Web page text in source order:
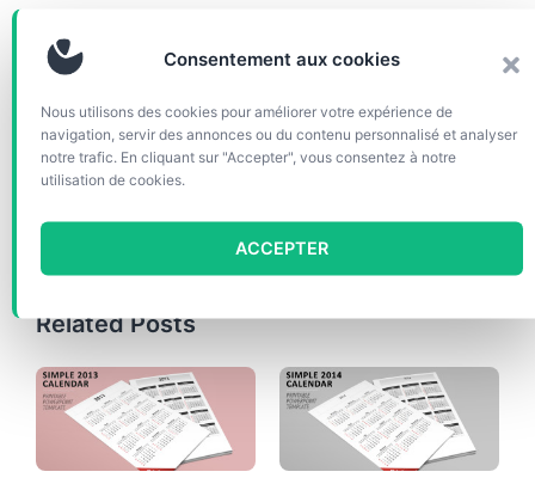
Consentement aux cookies
Nous utilisons des cookies pour améliorer votre expérience de
navigation, servir des annonces ou du contenu personnalisé et analyser
notre trafic. En cliquant sur "Accepter", vous consentez à notre
utilisation de cookies.
ACCEPTER
Catégories
Charts
diagrammes
Étiquettes
2012,Agenda,Business,Calendrier,Editable,
Emploi du temps
Related Posts